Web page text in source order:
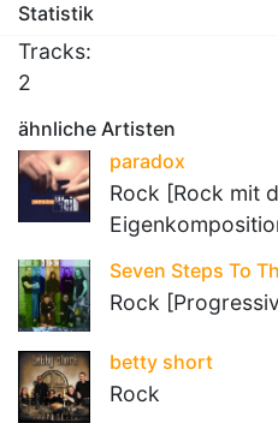
Statistik
Tracks:
2
ähnliche Artisten
paradox
Rock [Rock mit
Seven Steps To
Rock
betty short
Rock